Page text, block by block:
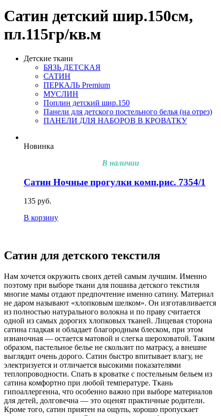
Сатин детский шир.150см,
пл.115гр/кв.м
Детские ткани
БЯЗЬ ДЕТСКАЯ
САТИН
ПЕРКАЛЬ Premium
МУСЛИН
Поплин детский шир.150
Панели для детского постельного белья (на отрез)
ПАНЕЛИ ДЛЯ НАБОРОВ В КРОВАТКУ
Новинка
В наличии
Сатин Ночные прогулки комп.рис. 7354/1
135 руб.
В корзину
Сатин для детского текстиля
Нам хочется окружить своих детей самым лучшим. Именно
поэтому при выборе ткани для пошива детского текстиля
многие мамы отдают предпочтение именно сатину. Материал
не даром называют «хлопковым шелком». Он изготавливается
из полностью натурального волокна и по праву считается
одной из самых дорогих хлопковых тканей. Лицевая сторона
сатина гладкая и обладает благородным блеском, при этом
изнаночная — остается матовой и слегка шероховатой. Таким
образом, пастельное белье не скользит по матрасу, а внешне
выглядит очень дорого. Сатин быстро впитывает влагу, не
электризуется и отличается высокими показателями
теплопроводности. Спать в кроватке с постельным бельем из
сатина комфортно при любой температуре. Ткань
гипоаллергенна, что особенно важно при выборе материалов
для детей, долговечна — это оценят практичные родители.
Кроме того, сатин приятен на ощупь, хорошо пропускает